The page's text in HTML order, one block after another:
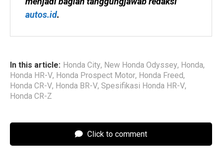
autos.id.
In this article: Honda City, New Honda Odyssey, Honda,
Honda HR-V, Honda Prospect Motor, Honda Freed,
Honda CR-V, Honda BR-V, Spesifikasi Honda HR-V,
Honda CR-Z
Click to comment